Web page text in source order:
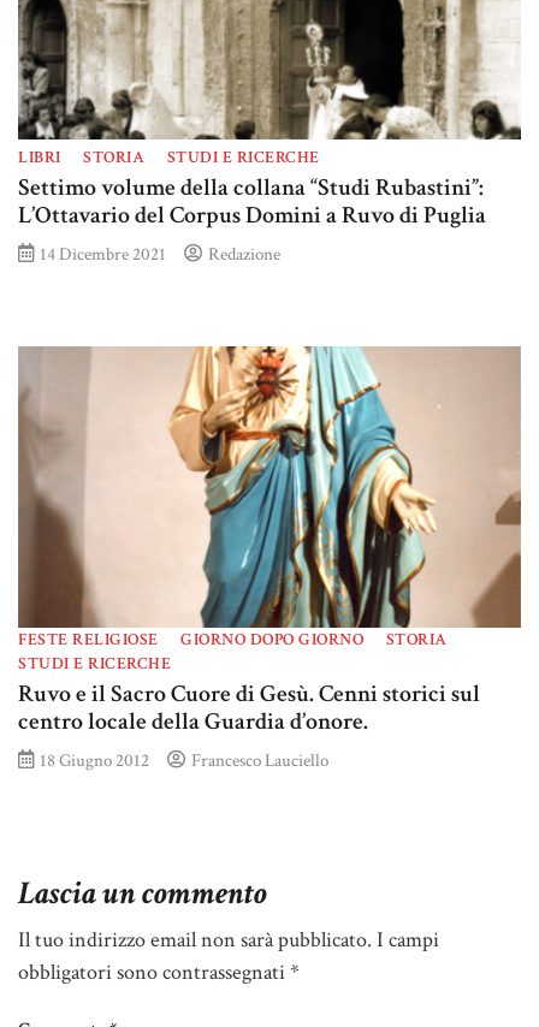
LIBRI STORIA STUDI E RICERCHE
Settimo volume della collana “Studi Rubastini”:
L’Ottavario del Corpus Domini a Ruvo di Puglia
14 Dicembre 2021 Redazione
FESTE RELIGIOSE GIORNO DOPO GIORNO
STORIA
STUDI E RICERCHE
Ruvo e il Sacro Cuore di Gesù. Cenni storici sul
centro locale della Guardia d’onore.
18 Giugno 2012 Francesco Lauciello
Lascia un commento
Il tuo indirizzo email non sarà pubblicato. I campi
obbligatori sono contrassegnati*